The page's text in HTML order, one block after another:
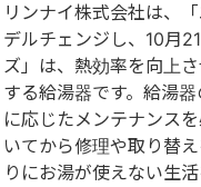
リンナイ株式会社は、
デルチェンジし、10月
ズ」は、熱効率を向上
する給湯器です。給湯
に応じたメンテナンス
いてから修理や取り替
りにお湯が使えない生